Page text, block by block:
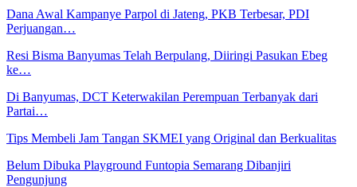
Dana Awal Kampanye Parpol di Jateng, PKB Terbesar, PDI
Perjuangan…
Resi Bisma Banyumas Telah Berpulang, Diiringi Pasukan Ebeg
ke…
Di Banyumas, DCT Keterwakilan Perempuan Terbanyak dari
Partai…
Tips Membeli Jam Tangan SKMEI yang Original dan Berkualitas
Belum Dibuka Playground Funtopia Semarang Dibanjiri
Pengunjung